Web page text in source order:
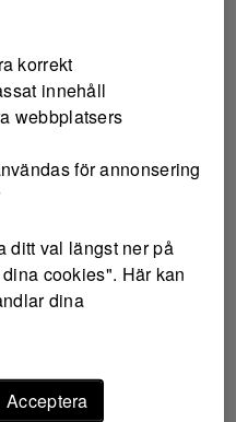
korrekt
innehåll
webbplatsers
för annonsering
ditt val längst ner på
cookies". Här kan
dina
Acceptera